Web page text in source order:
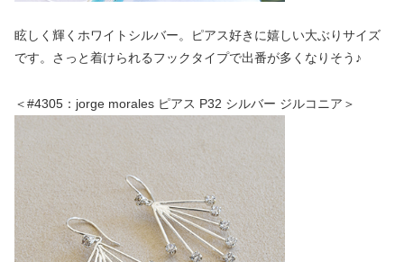
眩しく輝くホワイトシルバー。ピアス好きに嬉しい大ぶりサイズ
です。さっと着けられるフックタイプで出番が多くなりそう♪
＜#4305：jorge morales ピアス P32 シルバー ジルコニア＞